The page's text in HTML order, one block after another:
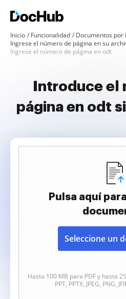
Inicio Funcionalidad
Documentos por
Ingrese el número de página en su
Ingrese el número de página en odt
Introduce el
página en odt
Pulsa aquí
Seleccione un
Hasta 100 MB para PDF y hasta
PPT, PPTX, JPEG, PNG,